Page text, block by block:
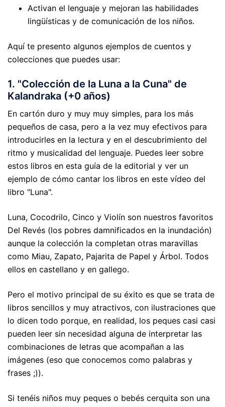
Activan el lenguaje y mejoran las habilidades
lingüísticas y de comunicación de los niños.
Aquí te presento algunos ejemplos de cuentos y
colecciones que puedes usar:
1. "Colección de la Luna a la Cuna" de
Kalandraka (+0 años)
En cartón duro y muy muy simples, para los más
pequeños de casa, pero a la vez muy efectivos para
introducirles en la lectura y en el descubrimiento del
ritmo y musicalidad del lenguaje. Puedes leer sobre
estos libros en esta guía de la editorial y ver un
ejemplo de cómo cantar los libros en este vídeo del
libro "Luna".
Luna, Cocodrilo, Cinco y Violín son nuestros favoritos
Del Revés (los pobres damnificados en la inundación)
aunque la colección la completan otras maravillas
como Miau, Zapato, Pajarita de Papel y Árbol. Todos
ellos en castellano y en gallego.
Pero el motivo principal de su éxito es que se trata de
libros sencillos y muy atractivos, con ilustraciones que
lo dicen todo porque, en realidad, los peques casi casi
pueden leer sin necesidad alguna de interpretar las
combinaciones de letras que acompañan a las
imágenes (eso que conocemos como palabras y
frases ;)).
Si tenéis niños muy peques o bebés cerquita son una